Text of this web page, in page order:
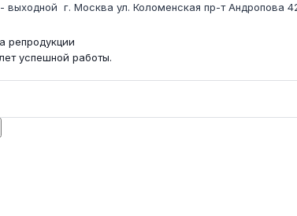
выходной г. Москва ул. Коломенская пр-т Андропова
репродукции
успешной работы.